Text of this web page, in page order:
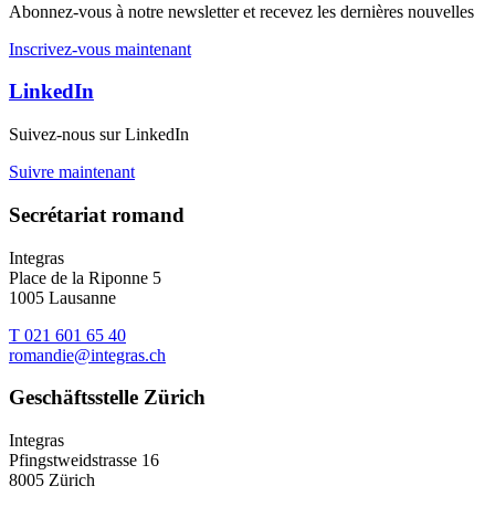
Abonnez-vous à notre newsletter et recevez les dernières nouvelles
Inscrivez-vous maintenant
LinkedIn
Suivez-nous sur LinkedIn
Suivre maintenant
Secrétariat romand
Integras
Place de la Riponne 5
1005 Lausanne
T 021 601 65 40
romandie@integras.ch
Geschäftsstelle Zürich
Integras
Pfingstweidstrasse 16
8005 Zürich